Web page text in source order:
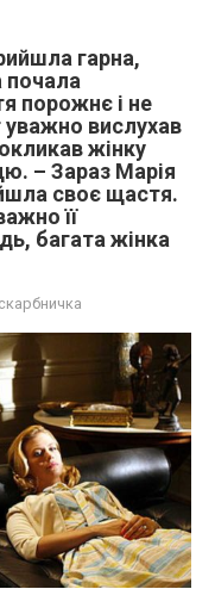
гарна,
почала
порожнє і не
уважно вислухав
жінку
– Зараз Марія
своє щастя.
її
багата жінка